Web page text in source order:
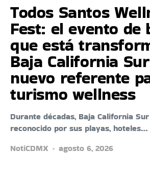
Todos Santos
Fest: el evento de
que está
Baja California
nuevo referente
turismo wellness
Durante décadas, Baja California
reconocido por sus playas, hoteles…
NotiCDMX
agosto 6, 2026